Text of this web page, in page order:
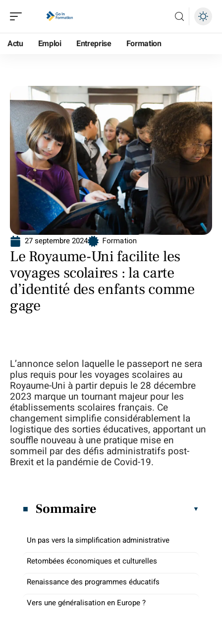
Actu Emploi Entreprise Formation
27 septembre 2024 Formation
Le Royaume-Uni facilite les
voyages scolaires : la carte
d’identité des enfants comme
gage
L’annonce selon laquelle le passeport ne sera
plus requis pour les voyages scolaires au
Royaume-Uni à partir depuis le 28 décembre
2023 marque un tournant majeur pour les
établissements scolaires français. Ce
changement simplifie considérablement la
logistique des sorties éducatives, apportant un
souffle nouveau à une pratique mise en
sommeil par des défis administratifs post-
Brexit et la pandémie de Covid-19.
Sommaire
Un pas vers la simplification administrative
Retombées économiques et culturelles
Renaissance des programmes éducatifs
Vers une généralisation en Europe ?